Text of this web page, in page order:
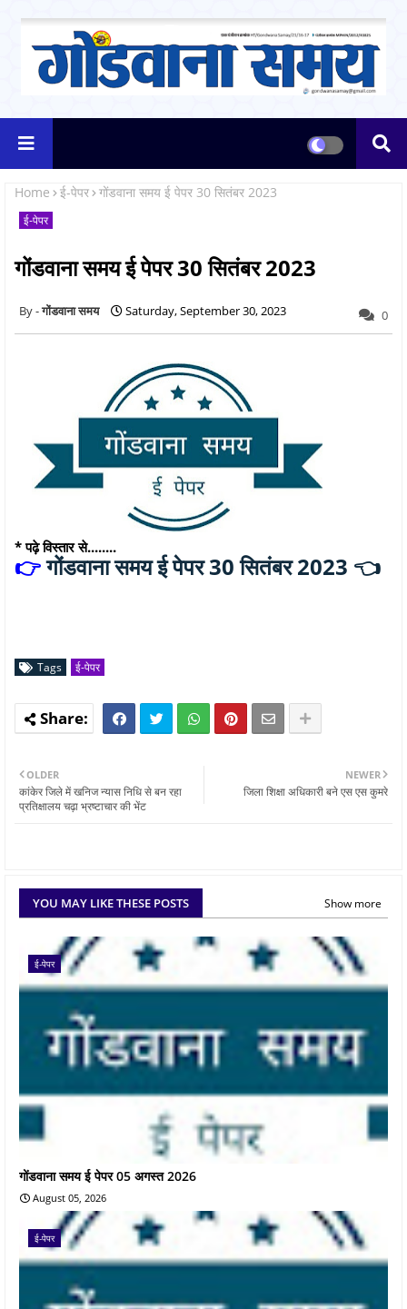
Home ई-पेपर गोंडवाना समय ई पेपर 30 सितंबर 2023
ई-पेपर
गोंडवाना समय ई पेपर 30 सितंबर 2023
गोंडवाना समय Saturday, September 30, 2023 0
* पढ़े विस्तार से........
👉गोंडवाना समय ई पेपर 30 सितंबर 2023 👈
Tags ई-पेपर
NEWER
जिला शिक्षा अधिकारी बने एस एस कुमरे
OLDER
कांकेर जिले में खनिज न्यास निधि से बन रहा
प्रतिक्षालय चढ़ा भ्रष्टाचार की भेंट
YOU MAY LIKE THESE POSTS Show more
ई-पेपर
गोंडवाना समय ई पेपर 05 अगस्त 2026
August 05, 2026
ई-पेपर